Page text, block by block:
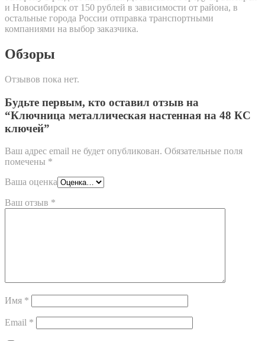
и Новосибирск от 150 рублей в зависимости от района, в
остальные города России отправка транспортными
компаниями на выбор заказчика.
Обзоры
Отзывов пока нет.
Будьте первым, кто оставил отзыв на
“Ключница металлическая настенная на 48 КС
ключей”
Ваш адрес email не будет опубликован. Обязательные поля
помечены *
Ваша оценка
Ваш отзыв *
Имя *
Email *